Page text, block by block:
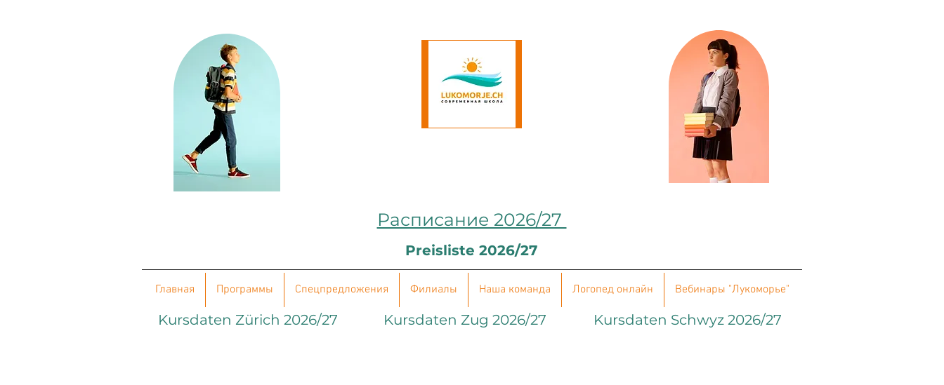
Расписание 2026/27
Preisliste 2026/27
Главная Программы Cпецпредложения Филиалы Наша команда Логопед онлайн Вебинары "Лукоморье"
Kursdaten Zürich 2026/27 Kursdaten Zug 2026/27 Kursdaten Schwyz 2026/27